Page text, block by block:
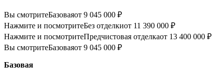
Вы смотритеБазоваяот 9 045 000 ₽
Нажмите и посмотритеБез отделкиот 11 390 000 ₽
Нажмите и посмотритеПредчистовая отделкаот 13 400 000 ₽
Вы смотритеБазоваяот 9 045 000 ₽
Базовая